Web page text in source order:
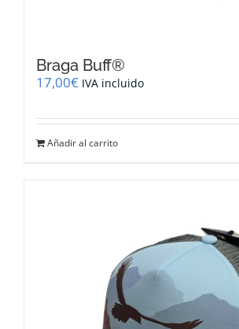
Braga Buff®
17,00€ IVA incluido
Añadir al carrito